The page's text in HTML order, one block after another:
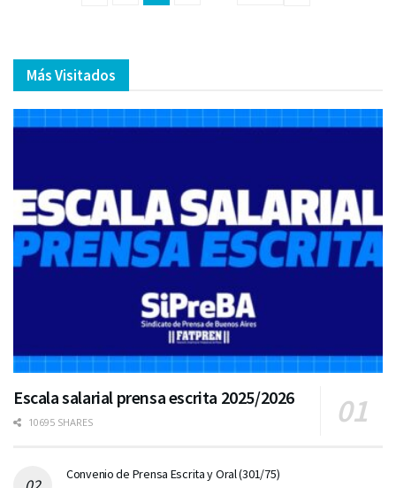
Más Visitados
Escala salarial prensa escrita 2025/2026
10695 SHARES
Convenio de Prensa Escrita y Oral (301/75)